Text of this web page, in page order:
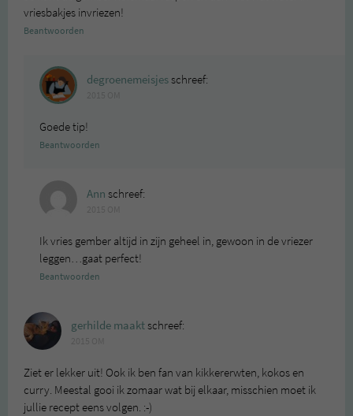
vriesbakjes invriezen!
Beantwoorden
degroenemeisjesschreef:
Goede tip!
Beantwoorden
Ann schreef:
Ik vries gember altijd in zijn geheel in, gewoon in de vriezer
leggen…gaat perfect!
Beantwoorden
gerhilde maaktschreef:
Ziet er lekker uit! Ook ik ben fan van kikkererwten, kokos en
curry. Meestal gooi ik zomaar wat bij elkaar, misschien moet ik
jullie recept eens volgen. :-)